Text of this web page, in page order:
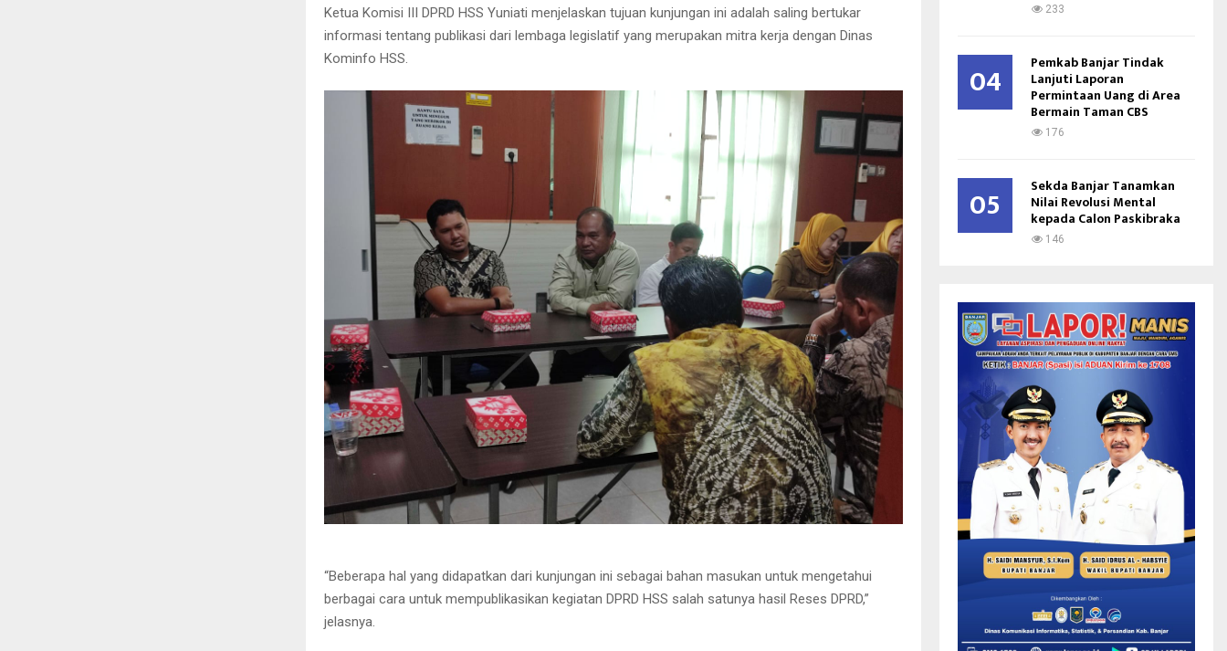
Ketua Komisi III DPRD HSS Yuniati menjelaskan tujuan kunjungan ini adalah saling bertukar
informasi tentang publikasi dari lembaga legislatif yang merupakan mitra kerja dengan Dinas
Kominfo HSS.
“Beberapa hal yang didapatkan dari kunjungan ini sebagai bahan masukan untuk mengetahui
berbagai cara untuk mempublikasikan kegiatan DPRD HSS salah satunya hasil Reses DPRD,”
jelasnya.
233
04 Pemkab Banjar Tindak
Lanjuti Laporan
Permintaan Uang di Area
Bermain Taman CBS
176
05 Sekda Banjar Tanamkan
Nilai Revolusi Mental
kepada Calon Paskibraka
146